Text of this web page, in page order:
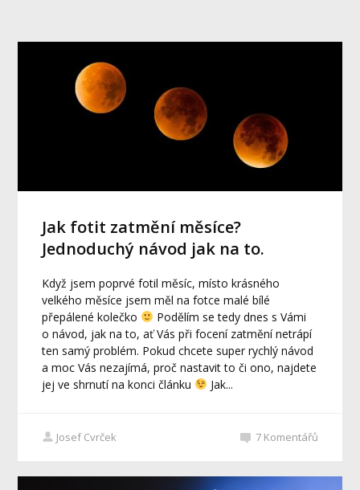
Jak fotit zatmění měsíce?
Jednoduchý návod jak na to.
Když jsem poprvé fotil měsíc, místo krásného
velkého měsíce jsem měl na fotce malé bílé
přepálené kolečko
Podělím se tedy dnes s Vámi
o návod, jak na to, ať Vás při focení zatmění netrápí
ten samý problém. Pokud chcete super rychlý návod
a moc Vás nezajímá, proč nastavit to či ono, najdete
jej ve shrnutí na konci článku
Jak...
Josef Cvrček 7 Komentářů